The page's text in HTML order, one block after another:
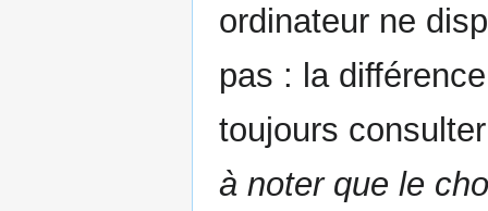
ordinateur ne
pas : la
toujours
à noter que le